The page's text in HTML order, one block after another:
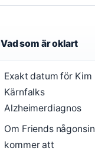
Vad som är oklart
Exakt datum för Kim
Kärnfalks
Alzheimerdiagnos
Om Friends någonsin
kommer att